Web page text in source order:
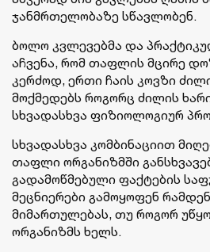
ჯანმრთელობაზე სწავლობენ.
ბოლო კვლევებმა და
აჩვენა, რომ თაფლის მცირე
კერძოდ, ერთი ჩაის კოვზი
მოქმედებს როგორც ძილის
სხვადასხვა ფიზიოლოგიურ
სხვადასხვა კომბინაციით
თაფლი ორგანიზმში
გადამოწმებული ფაქტების
მეცნიერები გამოყოფენ
მიმართულებას, თუ როგორ
ორგანიზმს ხელს.